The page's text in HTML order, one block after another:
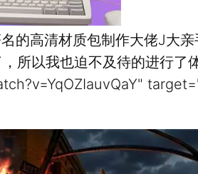
的高清材质包制作大佬J大
所以我也迫不及待的进行了